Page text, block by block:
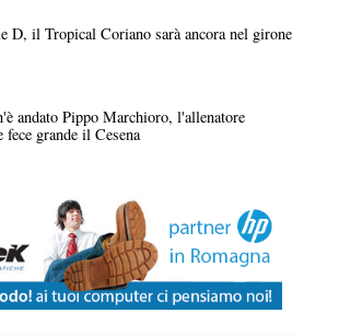
D, il Tropical Coriano sarà ancora nel girone
andato Pippo Marchioro, l'allenatore
fece grande il Cesena